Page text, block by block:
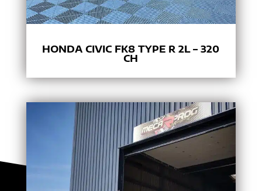
HONDA CIVIC FK8 TYPE R 2L – 320
CH